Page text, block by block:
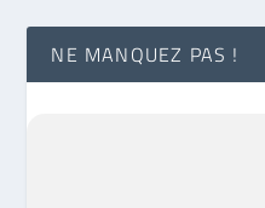
NE MANQUEZ PAS !